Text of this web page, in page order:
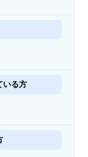
いる方